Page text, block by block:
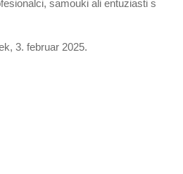
samouki ali entuziasti s
3. februar 2025.